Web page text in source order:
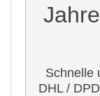
Schnelle
DHL /